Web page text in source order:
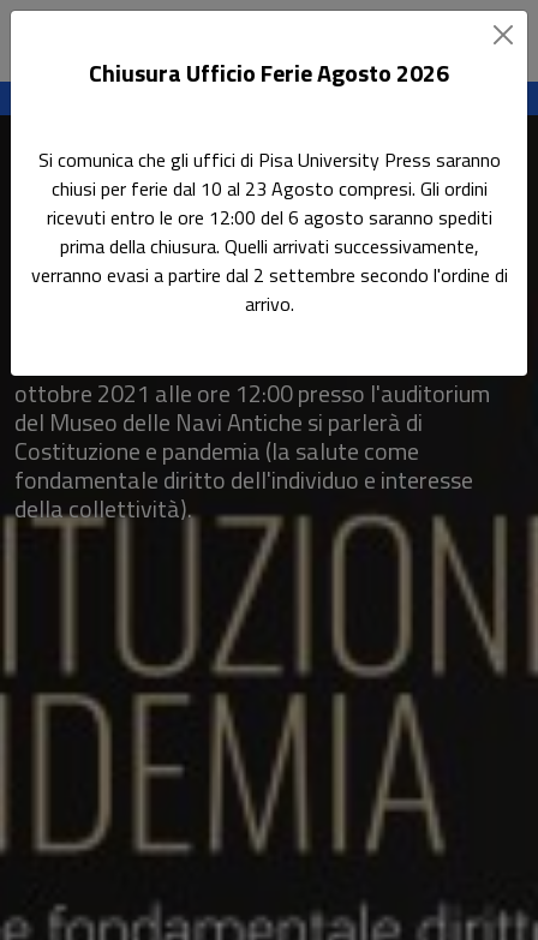
Home Tutti gli eventi
Pisa Book Festival 2021 - Costituzione e pandemia
Pisa Book Festival 2021 -
Costituzione e pandemia
ottobre 2021 alle ore 12:00 presso l'auditorium
del Museo delle Navi Antiche si parlerà di
Costituzione e pandemia (la salute come
fondamentale diritto dell'individuo e interesse
della collettività).
Chiusura Ufficio Ferie Agosto 2026
Si comunica che gli uffici di Pisa University Press saranno
chiusi per ferie dal 10 al 23 Agosto compresi. Gli ordini
ricevuti entro le ore 12:00 del 6 agosto saranno spediti
prima della chiusura. Quelli arrivati successivamente,
verranno evasi a partire dal 2 settembre secondo l'ordine di
arrivo.